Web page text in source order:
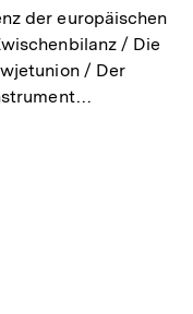
der europäischen
/ Die
/ Der